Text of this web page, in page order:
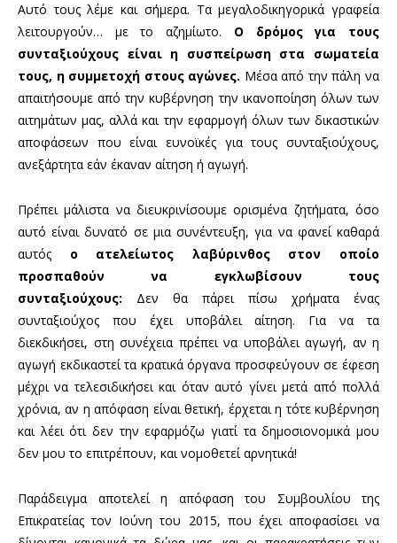
Αυτό τους λέμε και σήμερα. Τα μεγαλοδικηγορικά γραφεία
λειτουργούν… με το αζημίωτο. Ο δρόμος για τους
συνταξιούχους είναι η συσπείρωση στα σωματεία
τους, η συμμετοχή στους αγώνες. Μέσα από την πάλη να
απαιτήσουμε από την κυβέρνηση την ικανοποίηση όλων των
αιτημάτων μας, αλλά και την εφαρμογή όλων των δικαστικών
αποφάσεων που είναι ευνοϊκές για τους συνταξιούχους,
ανεξάρτητα εάν έκαναν αίτηση ή αγωγή.
Πρέπει μάλιστα να διευκρινίσουμε ορισμένα ζητήματα, όσο
αυτό είναι δυνατό σε μια συνέντευξη, για να φανεί καθαρά
αυτός ο ατελείωτος λαβύρινθος στον οποίο
προσπαθούν να εγκλωβίσουν τους
συνταξιούχους: Δεν θα πάρει πίσω χρήματα ένας
συνταξιούχος που έχει υποβάλει αίτηση. Για να τα
διεκδικήσει, στη συνέχεια πρέπει να υποβάλει αγωγή, αν η
αγωγή εκδικαστεί τα κρατικά όργανα προσφεύγουν σε έφεση
μέχρι να τελεσιδικήσει και όταν αυτό γίνει μετά από πολλά
χρόνια, αν η απόφαση είναι θετική, έρχεται η τότε κυβέρνηση
και λέει ότι δεν την εφαρμόζω γιατί τα δημοσιονομικά μου
δεν μου το επιτρέπουν, και νομοθετεί αρνητικά!
Παράδειγμα αποτελεί η απόφαση του Συμβουλίου της
Επικρατείας τον Ιούνη του 2015, που έχει αποφασίσει να